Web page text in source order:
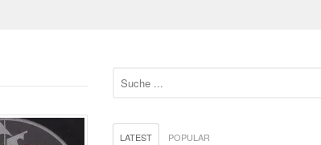
LATEST POPULAR